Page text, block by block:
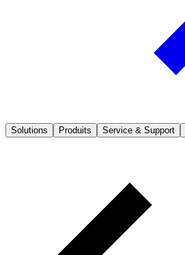
Solutions Produits Service & Support